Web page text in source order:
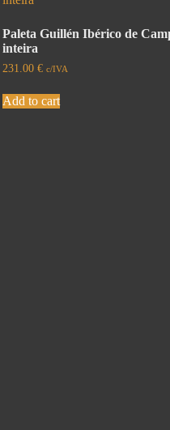
Paleta Guillén Ibérico de
inteira
231.00 € c/IVA
Add to cart